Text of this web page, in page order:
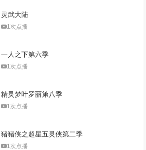
灵武大陆
1次点播
一人之下第六季
1次点播
精灵梦叶罗丽第八季
1次点播
猪猪侠之超星五灵侠第二季
1次点播